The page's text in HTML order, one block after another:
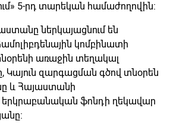
5-րդ տարեկան համաժողովին։
ներկայացնում են
կոմբինատի
առաջին տեղակալ
զարգացման գծով տնօրեն
և Հայաստանի
ֆոնդի ղեկավար